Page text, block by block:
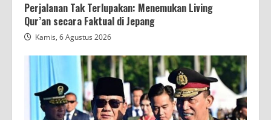
Perjalanan Tak Terlupakan: Menemukan Living
Qur’an secara Faktual di Jepang
Kamis, 6 Agustus 2026